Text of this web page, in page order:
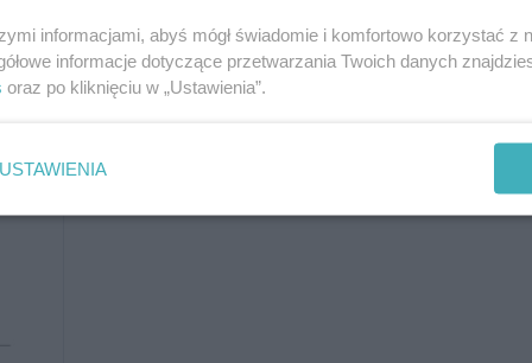
informacjami, abyś mógł świadomie i komfortowo korzystać z
informacje dotyczące przetwarzania Twoich danych
oraz po kliknięciu w „Ustawienia”.
USTAWIENIA